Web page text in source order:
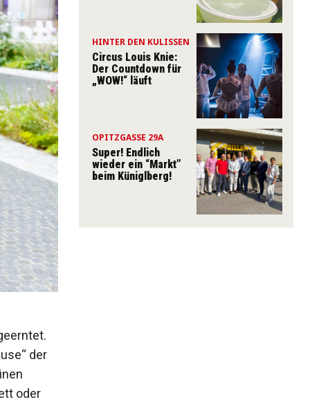
der
oder
HINTER DEN KULISSEN
Circus Louis Knie:
Der Countdown für
„WOW!“ läuft
OPITZGASSE 29A
Super! Endlich
wieder ein “Markt”
beim Küniglberg!